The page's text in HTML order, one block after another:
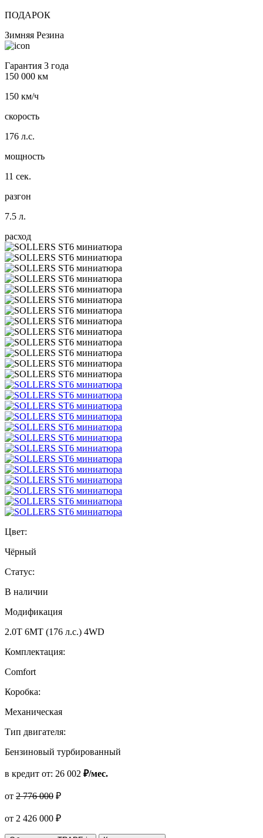
ПОДАРОК
Зимняя Резина
Гарантия 3 года
150 000 км
150 км/ч
скорость
176 л.с.
мощность
11 сек.
разгон
7.5 л.
расход
Цвет:
Чёрный
Статус:
В наличии
Модификация
2.0T 6MT (176 л.с.) 4WD
Комплектация:
Comfort
Коробка:
Механическая
Тип двигателя:
Бензиновый турбированный
в кредит от: 26 002 ₽/мес.
от 2 776 000 ₽
от 2 426 000 ₽